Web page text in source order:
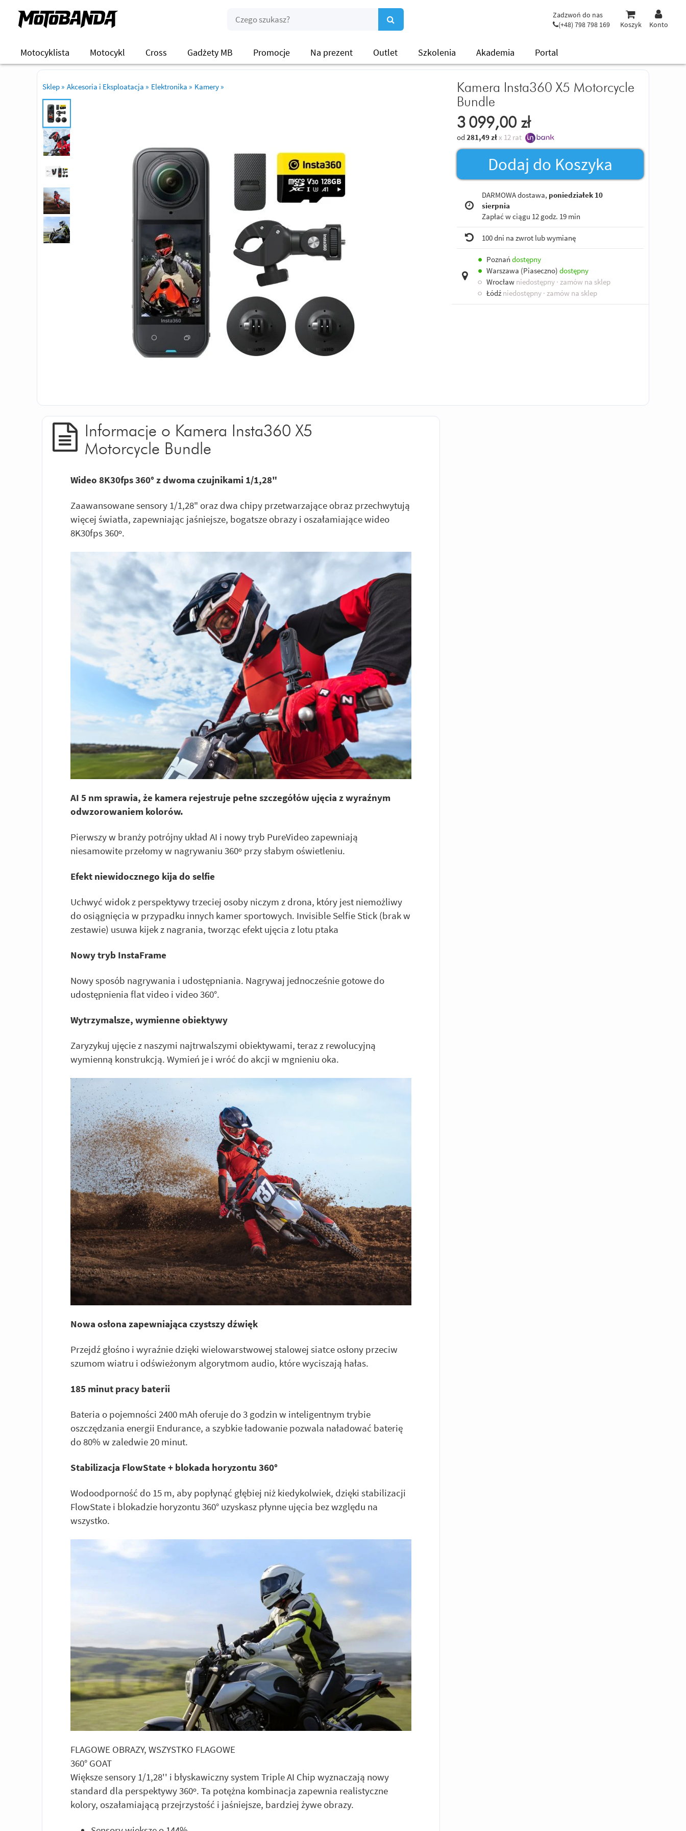
Zadzwoń do nas
(+48) 798 798 169
Koszyk Konto
Motocyklista Motocykl Cross Gadżety MB Promocje Na prezent Outlet Szkolenia Akademia Portal
Sklep » Akcesoria i Eksploatacja » Elektronika » Kamery »
Kamera Insta360 X5 Motorcycle
Bundle
3 099,00 zł
od 281,49 zł x 12 rat
Dodaj do Koszyka
DARMOWA dostawa, poniedziałek 10
sierpnia
Zapłać w ciągu 12 godz. 19 min
100 dni na zwrot lub wymianę
● Poznań dostępny
● Warszawa (Piaseczno) dostępny
○ Wrocław niedostępny · zamów na sklep
○ Łódź niedostępny · zamów na sklep
Informacje o Kamera Insta360 X5
Motorcycle Bundle
Wideo 8K30fps 360° z dwoma czujnikami 1/1,28"
Zaawansowane sensory 1/1,28" oraz dwa chipy przetwarzające obraz przechwytują
więcej światła, zapewniając jaśniejsze, bogatsze obrazy i oszałamiające wideo
8K30fps 360º.
AI 5 nm sprawia, że kamera rejestruje pełne szczegółów ujęcia z wyraźnym
odwzorowaniem kolorów.
Pierwszy w branży potrójny układ AI i nowy tryb PureVideo zapewniają
niesamowite przełomy w nagrywaniu 360º przy słabym oświetleniu.
Efekt niewidocznego kija do selfie
Uchwyć widok z perspektywy trzeciej osoby niczym z drona, który jest niemożliwy
do osiągnięcia w przypadku innych kamer sportowych. Invisible Selfie Stick (brak w
zestawie) usuwa kijek z nagrania, tworząc efekt ujęcia z lotu ptaka
Nowy tryb InstaFrame
Nowy sposób nagrywania i udostępniania. Nagrywaj jednocześnie gotowe do
udostępnienia flat video i video 360°.
Wytrzymalsze, wymienne obiektywy
Zaryzykuj ujęcie z naszymi najtrwalszymi obiektywami, teraz z rewolucyjną
wymienną konstrukcją. Wymień je i wróć do akcji w mgnieniu oka.
Nowa osłona zapewniająca czystszy dźwięk
Przejdź głośno i wyraźnie dzięki wielowarstwowej stalowej siatce osłony przeciw
szumom wiatru i odświeżonym algorytmom audio, które wyciszają hałas.
185 minut pracy baterii
Bateria o pojemności 2400 mAh oferuje do 3 godzin w inteligentnym trybie
oszczędzania energii Endurance, a szybkie ładowanie pozwala naładować baterię
do 80% w zaledwie 20 minut.
Stabilizacja FlowState + blokada horyzontu 360°
Wodoodporność do 15 m, aby popłynąć głębiej niż kiedykolwiek, dzięki stabilizacji
FlowState i blokadzie horyzontu 360° uzyskasz płynne ujęcia bez względu na
wszystko.
FLAGOWE OBRAZY, WSZYSTKO FLAGOWE
360° GOAT
Większe sensory 1/1,28'' i błyskawiczny system Triple AI Chip wyznaczają nowy
standard dla perspektywy 360º. Ta potężna kombinacja zapewnia realistyczne
kolory, oszałamiającą przejrzystość i jaśniejsze, bardziej żywe obrazy.